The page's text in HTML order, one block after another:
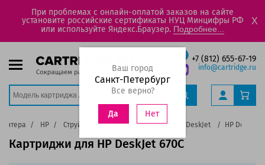
При проблемах с онлайн-оплатой заказов на сайте
установите российские сертификаты НУЦ Минцифры РФ
или используйте Яндекс.Браузер. Подробнее...
X
+7 (812) 655-67-19
info@cartridge.ru
Ваш город
Санкт-Петербург
Все верно?
Да Нет
HP Струйные цветные принтеры HP DeskJet HP DeskJet
Картриджи для HP DeskJet 670C